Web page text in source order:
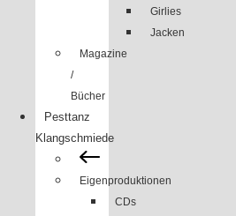
Girlies
Jacken
Magazine
/
Bücher
Pesttanz
Klangschmiede
Eigenproduktionen
CDs